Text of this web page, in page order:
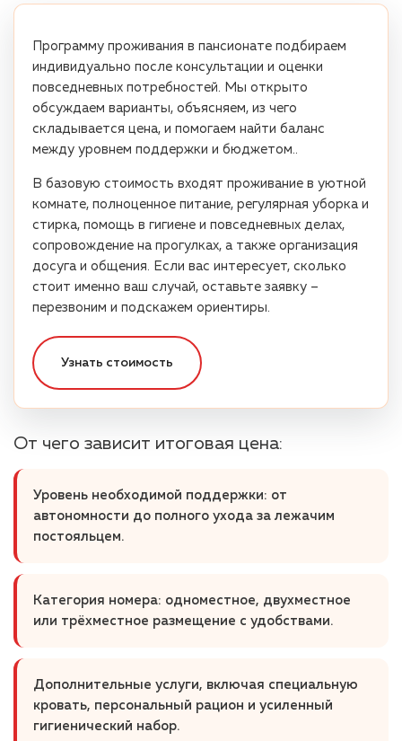
Программу проживания в пансионате подбираем
индивидуально после консультации и оценки
повседневных потребностей. Мы открыто
обсуждаем варианты, объясняем, из чего
складывается цена, и помогаем найти баланс
между уровнем поддержки и бюджетом..
В базовую стоимость входят проживание в уютной
комнате, полноценное питание, регулярная уборка и
стирка, помощь в гигиене и повседневных делах,
сопровождение на прогулках, а также организация
досуга и общения. Если вас интересует, сколько
стоит именно ваш случай, оставьте заявку –
перезвоним и подскажем ориентиры.
Узнать стоимость
От чего зависит итоговая цена:
Уровень необходимой поддержки: от
автономности до полного ухода за лежачим
постояльцем.
Категория номера: одноместное, двухместное
или трёхместное размещение с удобствами.
Дополнительные услуги, включая специальную
кровать, персональный рацион и усиленный
гигиенический набор.